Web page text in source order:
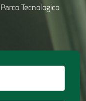
Tecnologico